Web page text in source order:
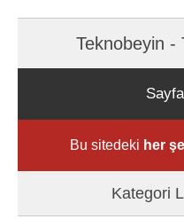
Teknobeyin -
Bu sitedeki her
Kategori